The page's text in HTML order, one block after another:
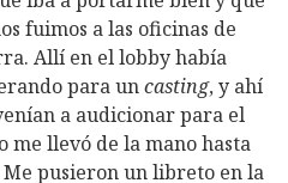
fuimos a las oficinas de
Allí en el lobby había
para uncasting, y ahí
a audicionar para el
me llevó de la mano hasta
pusieron un libreto en la